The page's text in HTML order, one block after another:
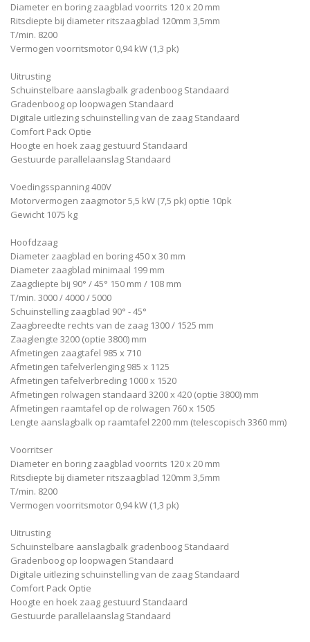
Diameter en boring zaagblad voorrits 120 x 20 mm
Ritsdiepte bij diameter ritszaagblad 120mm 3,5mm
T/min. 8200
Vermogen voorritsmotor 0,94 kW (1,3 pk)
Uitrusting
Schuinstelbare aanslagbalk gradenboog Standaard
Gradenboog op loopwagen Standaard
Digitale uitlezing schuinstelling van de zaag Standaard
Comfort Pack Optie
Hoogte en hoek zaag gestuurd Standaard
Gestuurde parallelaanslag Standaard
Voedingsspanning 400V
Motorvermogen zaagmotor 5,5 kW (7,5 pk) optie 10pk
Gewicht 1075 kg
Hoofdzaag
Diameter zaagblad en boring 450 x 30 mm
Diameter zaagblad minimaal 199 mm
Zaagdiepte bij 90° / 45° 150 mm / 108 mm
T/min. 3000 / 4000 / 5000
Schuinstelling zaagblad 90° - 45°
Zaagbreedte rechts van de zaag 1300 / 1525 mm
Zaaglengte 3200 (optie 3800) mm
Afmetingen zaagtafel 985 x 710
Afmetingen tafelverlenging 985 x 1125
Afmetingen tafelverbreding 1000 x 1520
Afmetingen rolwagen standaard 3200 x 420 (optie 3800) mm
Afmetingen raamtafel op de rolwagen 760 x 1505
Lengte aanslagbalk op raamtafel 2200 mm (telescopisch 3360 mm)
Voorritser
Diameter en boring zaagblad voorrits 120 x 20 mm
Ritsdiepte bij diameter ritszaagblad 120mm 3,5mm
T/min. 8200
Vermogen voorritsmotor 0,94 kW (1,3 pk)
Uitrusting
Schuinstelbare aanslagbalk gradenboog Standaard
Gradenboog op loopwagen Standaard
Digitale uitlezing schuinstelling van de zaag Standaard
Comfort Pack Optie
Hoogte en hoek zaag gestuurd Standaard
Gestuurde parallelaanslag Standaard